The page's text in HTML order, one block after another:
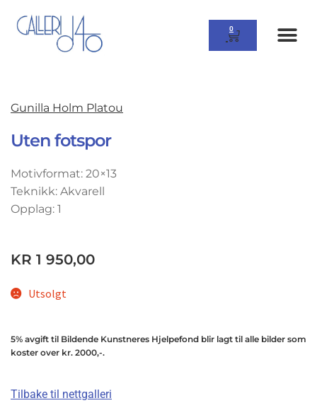
0
Gunilla Holm Platou
Uten fotspor
Motivformat: 20×13
Teknikk: Akvarell
Opplag: 1
KR 1 950,00
Utsolgt
5% avgift til Bildende Kunstneres Hjelpefond blir lagt til alle bilder som
koster over kr. 2000,-.
Tilbake til nettgalleri